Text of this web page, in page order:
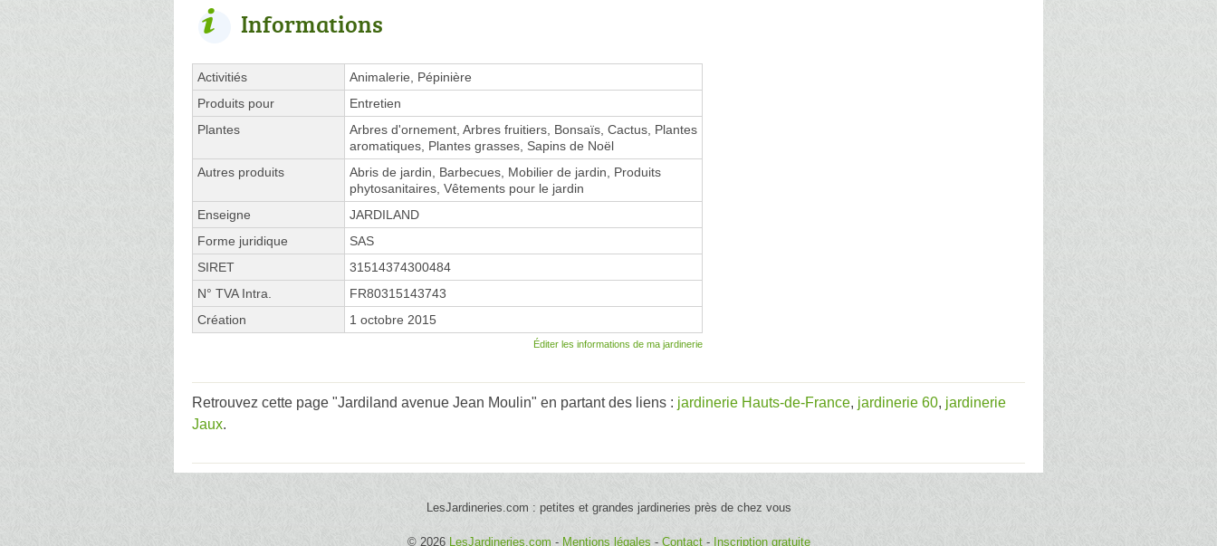
Informations
Activitiés
Animalerie, Pépinière
Produits pour
Entretien
Plantes
Arbres d'ornement, Arbres fruitiers, Bonsaïs, Cactus, Plantes
aromatiques, Plantes grasses, Sapins de Noël
Autres produits
Abris de jardin, Barbecues, Mobilier de jardin, Produits
phytosanitaires, Vêtements pour le jardin
Enseigne
JARDILAND
Forme juridique
SAS
SIRET
31514374300484
N° TVA Intra.
FR80315143743
Création
1 octobre 2015
Éditer les informations de ma jardinerie
Retrouvez cette page "Jardiland avenue Jean Moulin" en partant des liens : jardinerie Hauts-de-France, jardinerie 60, jardinerie
Jaux.
LesJardineries.com : petites et grandes jardineries près de chez vous
© 2026 LesJardineries.com - Mentions légales - Contact- Inscription gratuite